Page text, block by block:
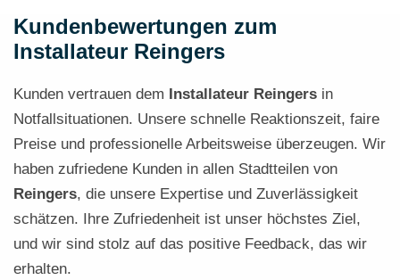
Kundenbewertungen zum
Installateur Reingers
Kunden vertrauen dem Installateur Reingers in
Notfallsituationen. Unsere schnelle Reaktionszeit, faire
Preise und professionelle Arbeitsweise überzeugen. Wir
haben zufriedene Kunden in allen Stadtteilen von
Reingers, die unsere Expertise und Zuverlässigkeit
schätzen. Ihre Zufriedenheit ist unser höchstes Ziel,
und wir sind stolz auf das positive Feedback, das wir
erhalten.